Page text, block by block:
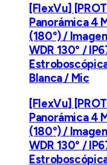
[FlexVu]
Panorámica 4
(180°) /
WDR 130° /
Blanca / Mic
[FlexVu]
Panorámica 4
(180°) /
WDR 130° /